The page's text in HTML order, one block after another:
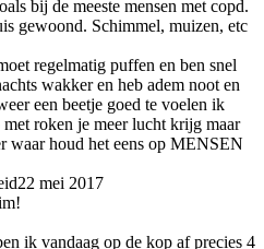
bij de meeste mensen met copd.
gewoond. Schimmel, muizen, etc
regelmatig puffen en ben snel
wakker en heb adem noot en
een beetje goed te voelen ik
roken je meer lucht krijg maar
waar houd het eens op MENSEN
22 mei 2017
ik vandaag op de kop af precies 4